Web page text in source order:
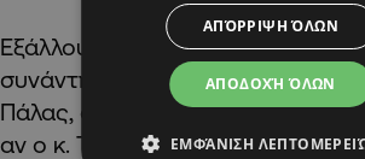
Εξάλλου, νωρίτερα, αμέσως
συνάντησης του με τον κ.
Πάλας, ο Πρόεδρος της
αν ο κ. Τατάρ έθεσε το θέμα της
ΑΠΟΔΟΧΉ ΌΛΩΝ
ΑΠΌΡΡΙΨΗ ΌΛΩΝ
ΕΜΦΆΝΙΣΗ